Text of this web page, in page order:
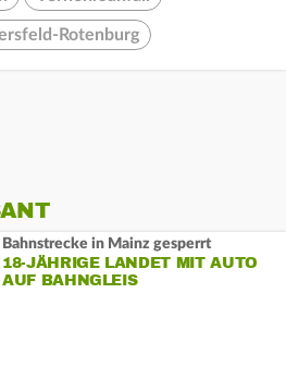
Rotenburg
Bahnstrecke in Mainz gesperrt
18-JÄHRIGE LANDET MIT AUTO
AUF BAHNGLEIS